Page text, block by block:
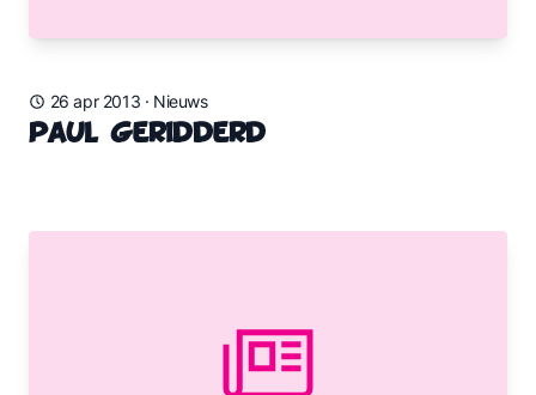
26 apr 2013 · Nieuws
Paul geridderd